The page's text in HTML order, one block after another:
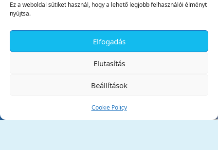
Ez a weboldal sütiket használ, hogy a lehető legjobb felhasználói élményt
nyújtsa.
Elfogadás
Elutasítás
Beállítások
Cookie Policy
Tata Város Önkormányzata
✕